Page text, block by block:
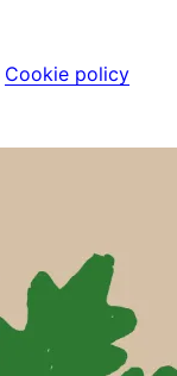
Cookie policy